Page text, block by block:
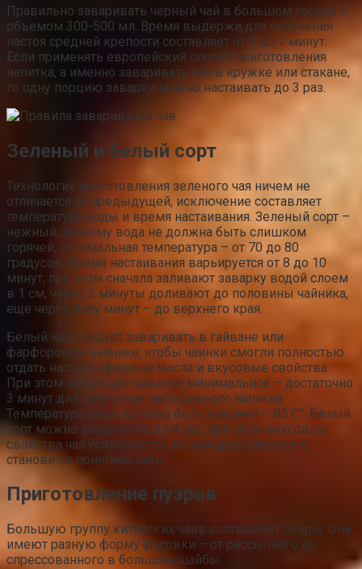
Правильно заваривать черный чай в большом сосуде с
объемом 300-500 мл. Время выдержи для получения
настоя средней крепости составляет от 5 до 7 минут.
Если применять европейский способ приготовления
напитка, а именно заваривать чай в кружке или стакане,
то одну порцию заварки можно настаивать до 3 раз.
Зеленый и белый сорт
Технология приготовления зеленого чая ничем не
отличается от предыдущей, исключение составляет
температура воды и время настаивания. Зеленый сорт –
нежный, поэтому вода не должна быть слишком
горячей, оптимальная температура – от 70 до 80
градусов. Время настаивания варьируется от 8 до 10
минут, при этом сначала заливают заварку водой слоем
в 1 см, через 2 минуты доливают до половины чайника,
еще через пару минут – до верхнего края.
Белый чай следует заваривать в гайване или
фарфоровом чайнике, чтобы чаинки смогли полностью
отдать настою эфирные масла и вкусовые свойства.
При этом время настаивания минимальное – достаточно
3 минут для получения насыщенного напитка.
Температура воды должна быть средней – 85 C°. Белый
сорт можно заваривать до 4 раз, при этом вкусовые
свойства чая усиливаются, и с каждым разом его
становится приятнее пить.
Приготовление пуэров
Большую группу китайских чаев составляют пуэры. Они
имеют разную форму фасовки – от рассыпного до
спрессованного в большие шайбы.